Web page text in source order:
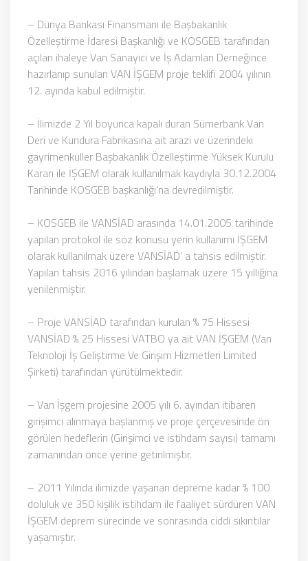
– Dünya Bankası Finansmanı ile Başbakanlık
Özelleştirme İdaresi Başkanlığı ve KOSGEB tarafından
açılan ihaleye Van Sanayici ve İş Adamları Derneğince
hazırlanıp sunulan VAN İŞGEM proje teklifi 2004 yılının
12. ayında kabul edilmiştir.
– İlimizde 2 Yıl boyunca kapalı duran Sümerbank Van
Deri ve Kundura Fabrikasına ait arazi ve üzerindeki
gayrimenkuller Başbakanlık Özelleştirme Yüksek Kurulu
Kararı ile İŞGEM olarak kullanılmak kaydıyla 30.12.2004
Tarihinde KOSGEB başkanlığı’na devredilmiştir.
– KOSGEB ile VANSİAD arasında 14.01.2005 tarihinde
yapılan protokol ile söz konusu yerin kullanımı İŞGEM
olarak kullanılmak üzere VANSİAD’ a tahsis edilmiştir.
Yapılan tahsis 2016 yılından başlamak üzere 15 yıllığına
yenilenmiştir.
– Proje VANSİAD tarafından kurulan % 75 Hissesi
VANSİAD % 25 Hissesi VATBO ya ait VAN İŞGEM (Van
Teknoloji İş Geliştirme Ve Girişim Hizmetleri Limited
Şirketi) tarafından yürütülmektedir.
– Van İşgem projesine 2005 yılı 6. ayından itibaren
girişimci alınmaya başlanmış ve proje çerçevesinde ön
görülen hedeflerin (Girişimci ve istihdam sayısı) tamamı
zamanından önce yerine getirilmiştir.
– 2011 Yılında ilimizde yaşanan depreme kadar % 100
doluluk ve 350 kişilik istihdam ile faaliyet sürdüren VAN
İŞGEM deprem sürecinde ve sonrasında ciddi sıkıntılar
yaşamıştır.